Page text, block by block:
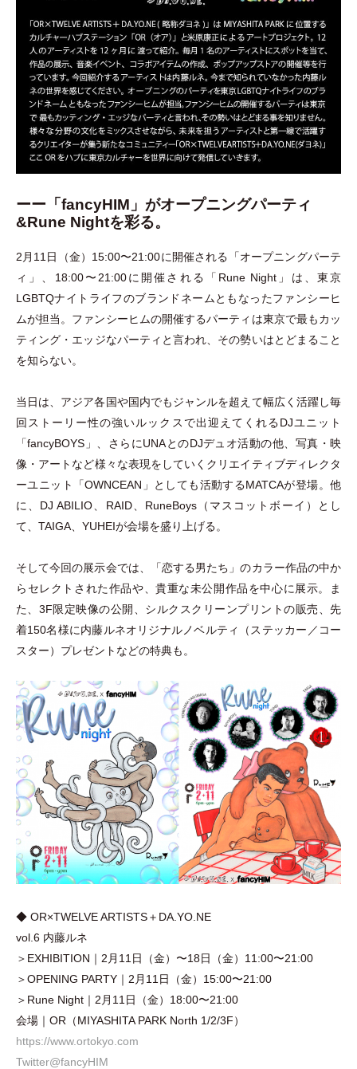
ーー「fancyHIM」がオープニングパーティ
&Rune Nightを彩る。
2月11日 （金） 15:00〜21:00に開催される 「オープニングパーテ
ィ
」 、18:00〜21:00に開催される 「 Rune Night 」 は、東京
LGBTQナイトライフのブランドネームともなったファンシーヒ
ムが担当。ファンシーヒムの開催するパーティは東京で最もカッ
ティング ・ エッジなパーティと言われ、その勢いはとどまること
を知らない。
当日は、アジア各国や国内でもジャンルを超えて幅広く活躍し毎
回ストーリー性の強いルックスで出迎えてくれるDJユニット
「fancyBOYS 」 、さらにUNAとのDJデュオ活動の他、写真 ・映
像 ・ アートなど様々な表現をしていくクリエイティブディレクタ
ーユニット
「OWNCEAN 」
としても活動するMATCAが登場。他
に、DJ ABILIO、RAID、RuneBoys（ マスコットボーイ ）
とし
て、TAIGA、YUHEIが会場を盛り上げる。
そして今回の展示会では、 「恋する男たち 」のカラー作品の中か
らセレクトされた作品や、貴重な未公開作品を中心に展示。ま
た、3F限定映像の公開、シルクスクリーンプリントの販売、先
着150名様に内藤ルネオリジナルノベルティ
（ ステッカー／コー
スター） プレゼントなどの特典も。
◆ OR×TWELVE ARTISTS＋DA.YO.NE
vol.6 内藤ルネ
＞EXHIBITION｜2月11日
（金） 〜18日 （金） 11:00〜21:00
＞OPENING PARTY｜2月11日
（金） 15:00〜21:00
＞Rune Night｜2月11日
（金） 18:00〜21:00
会場｜OR （MIYASHITA PARK North 1/2/3F）
https://www.ortokyo.com
Twitter@fancyHIM